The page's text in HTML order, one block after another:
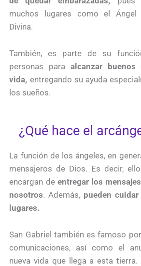
muchos lugares como el Ángel
Divina.
También, es parte de su
personas para alcanzar
vida, entregando su ayuda
los sueños.
¿Qué hace el
La función de los ángeles, en
mensajeros de Dios. Es decir,
encargan de entregar los
nosotros. Además, pueden
lugares.
San Gabriel también es famoso
comunicaciones, así como el
nueva vida que llega a esta